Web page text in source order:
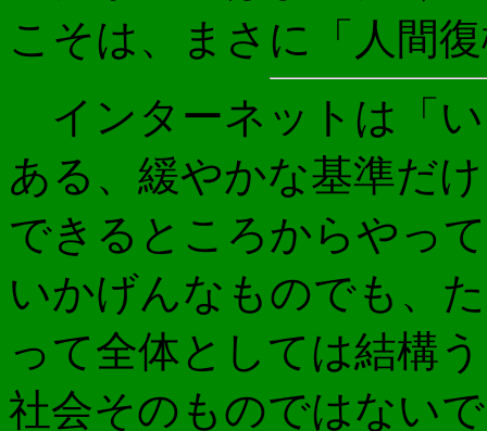
こそは、まさに「人間
インターネットは「
ある、緩やかな基準だ
できるところからやっ
いかげんなものでも、
って全体としては結構
社会そのものではない